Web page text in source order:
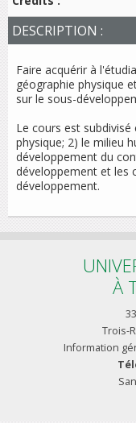
DESCRIPTION :
Faire acquérir à
géographie physique
sur le sous-
Le cours est
physique; 2) le milieu
développement du
développement et les
développement.
À
Trois-
Information